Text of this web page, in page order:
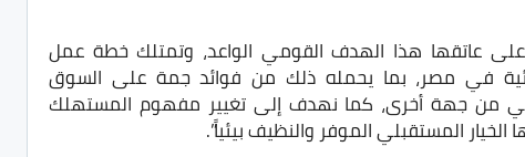
عاتقها هذا الهدف القومي الواعد، وتمتلك خطة عمل
في مصر، بما يحمله ذلك من فوائد جمة على السوق
من جهة أخرى، كما نهدف إلى تغيير مفهوم المستهلك
الخيار المستقبلي الموفر والنظيف بيئياً”.